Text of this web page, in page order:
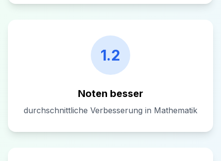
1.2
Noten besser
durchschnittliche Verbesserung in Mathematik